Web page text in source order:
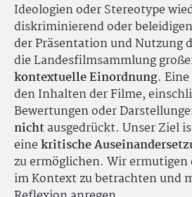
Ideologien oder Stereotype
diskriminierend oder
der Präsentation und Nutzung
die Landesfilmsammlung
kontextuelle Einordnung.
den Inhalten der Filme,
Bewertungen oder
nichtausgedrückt. Unser Ziel
einekritische
zu ermöglichen. Wir ermutigen
im Kontext zu betrachten und